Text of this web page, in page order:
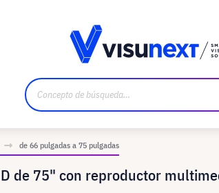
de 66 pulgadas a 75 pulgadas
de 75" con reproductor